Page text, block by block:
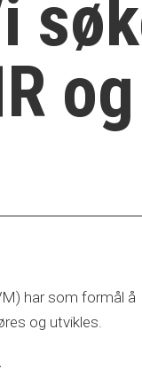
og
har som formål å
og utvikles.